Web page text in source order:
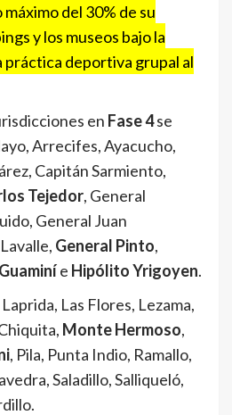
del 30% de su
y los museos bajo la
práctica deportiva grupal al
en Fase 4se
Arrecifes, Ayacucho,
Capitán Sarmiento,
Tejedor, General
General Juan
General Pinto,
Guaminíe Hipólito Yrigoyen.
Las Flores, Lezama,
Monte Hermoso,
, Pila, Punta Indio, Ramallo,
Saladillo, Salliqueló,